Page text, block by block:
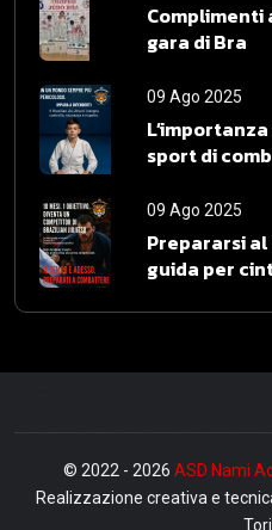
gara di Bra
09 Ago 2025
sport di
09 Ago 2025
Prepararsi al
guida per
© 2022 - 2026 ASD Nami
Realizzazione creativa e